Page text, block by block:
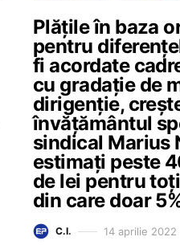
Plățile în baza
pentru
fi acordate
cu gradație de
dirigenție,
învățământul
sindical Marius
estimați peste
de lei pentru
din care doar
C.I. 14 aprilie 2022